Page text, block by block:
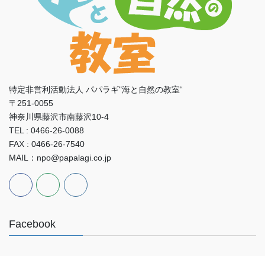
特定非営利活動法人 パパラギ"海と自然の教室“
〒251-0055
神奈川県藤沢市南藤沢10-4
TEL : 0466-26-0088
FAX : 0466-26-7540
MAIL：npo@papalagi.co.jp
Facebook